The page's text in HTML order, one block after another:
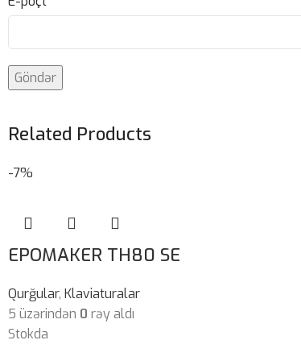
Related Products
-7%
EPOMAKER TH80 SE
Qurğular, Klaviaturalar
5 üzərindən 0 rəy aldı
Stokda